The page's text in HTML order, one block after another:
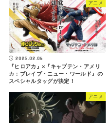
アニメ
2025.02.06
『ヒロアカ』×『キャプテン・アメリ
カ：ブレイブ・ニュー・ワールド』の
スペシャルタッグが決定！
アニメ